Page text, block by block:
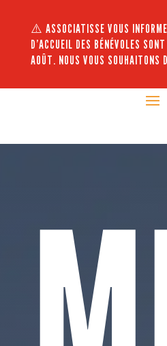
⚠️ ASSOCIATISSE VOUS
D’ACCUEIL DES BÉNÉVOLES
AOÛT. NOUS VOUS SOUHAITONS